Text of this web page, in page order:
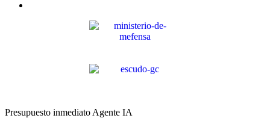
Presupuesto inmediato Agente IA